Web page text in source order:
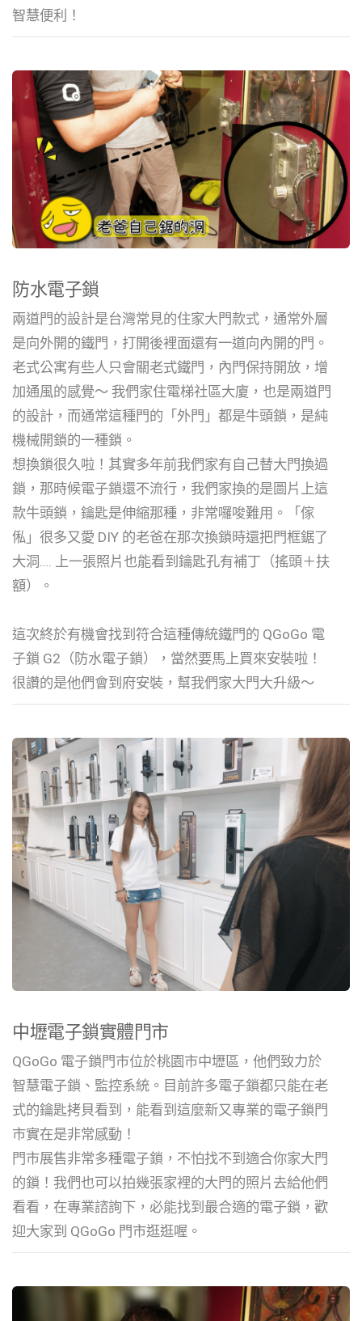
智慧便利！
防水電子鎖
兩道門的設計是台灣常見的住家大門款式，通常外層
是向外開的鐵門，打開後裡面還有一道向內開的門。
老式公寓有些人只會關老式鐵門，內門保持開放，增
加通風的感覺～ 我們家住電梯社區大廈，也是兩道門
的設計，而通常這種門的「外門」都是牛頭鎖，是純
機械開鎖的一種鎖。
想換鎖很久啦！其實多年前我們家有自己替大門換過
鎖，那時候電子鎖還不流行，我們家換的是圖片上這
款牛頭鎖，鑰匙是伸縮那種，非常囉唆難用。「傢
俬」很多又愛 DIY 的老爸在那次換鎖時還把門框鋸了
大洞…. 上一張照片也能看到鑰匙孔有補丁（搖頭＋扶
額）。
這次終於有機會找到符合這種傳統鐵門的 QGoGo 電
子鎖 G2（防水電子鎖），當然要馬上買來安裝啦！
很讚的是他們會到府安裝，幫我們家大門大升級～
中壢電子鎖實體門市
QGoGo 電子鎖門市位於桃園市中壢區，他們致力於
智慧電子鎖、監控系統。目前許多電子鎖都只能在老
式的鑰匙拷貝看到，能看到這麼新又專業的電子鎖門
市實在是非常感動！
門市展售非常多種電子鎖，不怕找不到適合你家大門
的鎖！我們也可以拍幾張家裡的大門的照片去給他們
看看，在專業諮詢下，必能找到最合適的電子鎖，歡
迎大家到 QGoGo 門市逛逛喔。